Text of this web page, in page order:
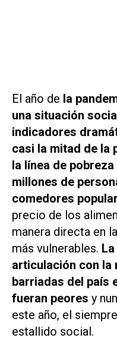
El año de la
una situación
indicadores
casi la mitad de la
la línea de pobreza
millones de
comedores
precio de los
manera directa en
más vulnerables.
articulación con la
barriadas del país
fueran peores y
este año, el
estallido social.